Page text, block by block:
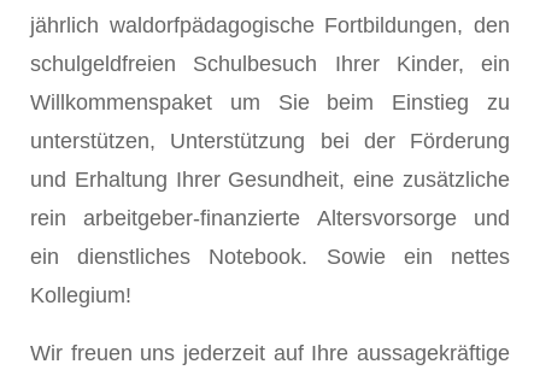
jährlich waldorfpädagogische Fortbildungen, den
schulgeldfreien Schulbesuch Ihrer Kinder, ein
Willkommenspaket um Sie beim Einstieg zu
unterstützen, Unterstützung bei der Förderung
und Erhaltung Ihrer Gesundheit, eine zusätzliche
rein arbeitgeber-finanzierte Altersvorsorge und
ein dienstliches Notebook. Sowie ein nettes
Kollegium!
Wir freuen uns jederzeit auf Ihre aussagekräftige